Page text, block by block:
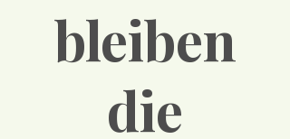
bleiben
die